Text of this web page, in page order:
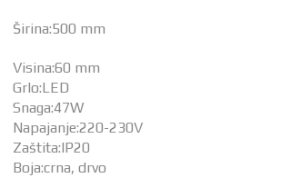
Širina:500 mm
Visina:60 mm
Grlo:LED
Snaga:47W
Napajanje:220-230V
Zaštita:IP20
Boja:crna, drvo